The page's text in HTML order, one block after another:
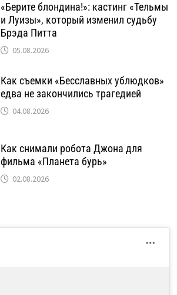
«Берите блондина!»: кастинг «Тельмы
и Луизы», который изменил судьбу
Брэда Питта
05.08.2026
Как съемки «Бесславных ублюдков»
едва не закончились трагедией
04.08.2026
Как снимали робота Джона для
фильма «Планета бурь»
02.08.2026